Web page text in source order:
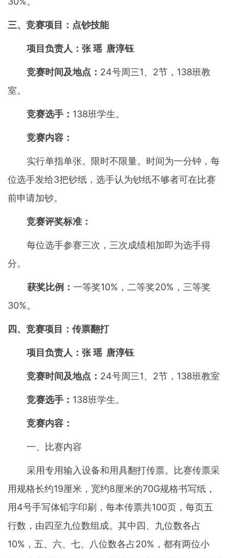
三、竞赛项目：点钞技能
项目负责人：张 瑶 唐淳钰
竞赛时间及地点： 24号周三1、2节，138班教
室。
竞赛选手： 138班学生。
竞赛内容：
实行单指单张。限时不限量。时间为一分钟，每
位选手发给3把钞纸，选手认为钞纸不够者可在比赛
前申请加钞。
竞赛评奖标准：
每位选手参赛三次，三次成绩相加即为选手得
分。
获奖比例： 一等奖10%，二等奖20%，三等奖
30%。
四、竞赛项目：传票翻打
项目负责人：张 瑶 唐淳钰
竞赛时间及地点： 24号周三1、2节，138班教室
竞赛选手： 138班学生。
竞赛内容：
一、比赛内容
采用专用输入设备和用具翻打传票。比赛传票采
用规格长约19厘米，宽约8厘米的70G规格书写纸，
用4号手写体铅字印刷，每本传票共100页，每页五
行数，由四至九位数组成。其中四、九位数各占
10%，五、六、七、八位数各占20%，都有两位小